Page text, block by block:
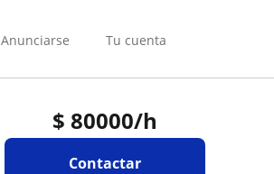
Anunciarse Tu cuenta
$ 80000/h
Contactar